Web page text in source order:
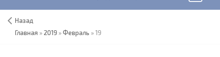
Назад
Главная » 2019 »Февраль »19